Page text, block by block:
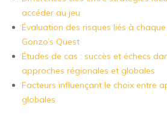
accéder au jeu
Évaluation des risques liés à
Gonzo’s Quest
Études de cas : succès et échecs
approches régionales et globales
Facteurs influençant le choix entre
globales